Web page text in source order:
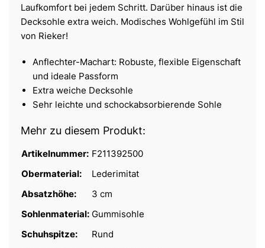
Laufkomfort bei jedem Schritt. Darüber hinaus ist die
Decksohle extra weich. Modisches Wohlgefühl im Stil
von Rieker!
Anflechter-Machart: Robuste, flexible Eigenschaft
und ideale Passform
Extra weiche Decksohle
Sehr leichte und schockabsorbierende Sohle
Mehr zu diesem Produkt:
Artikelnummer: F211392500
Obermaterial:
Lederimitat
Absatzhöhe:
3 cm
Sohlenmaterial: Gummisohle
Schuhspitze:
Rund